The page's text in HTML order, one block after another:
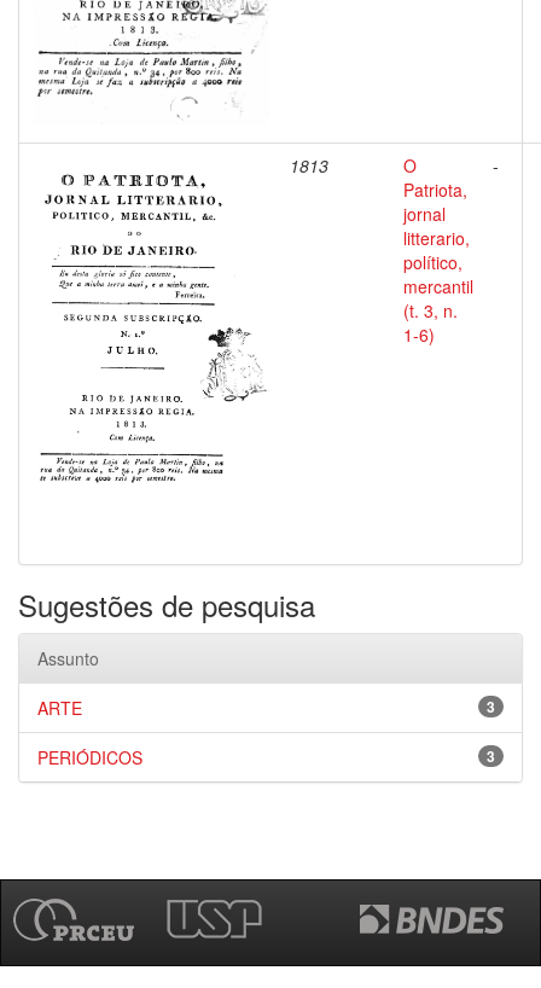
1813
O
Patriota,
jornal
litterario,
político,
mercantil
(t. 3, n.
1-6)
-
Sugestões de pesquisa
Assunto
3
ARTE
3
PERIÓDICOS